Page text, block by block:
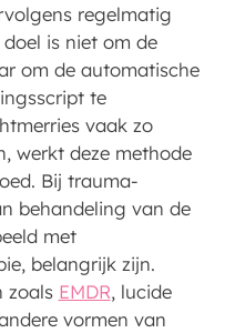
regelmatig
is niet om de
om de automatische
te
vaak zo
werkt deze methode
Bij trauma-
behandeling van de
met
belangrijk zijn.
zoals EMDR, lucide
vormen van